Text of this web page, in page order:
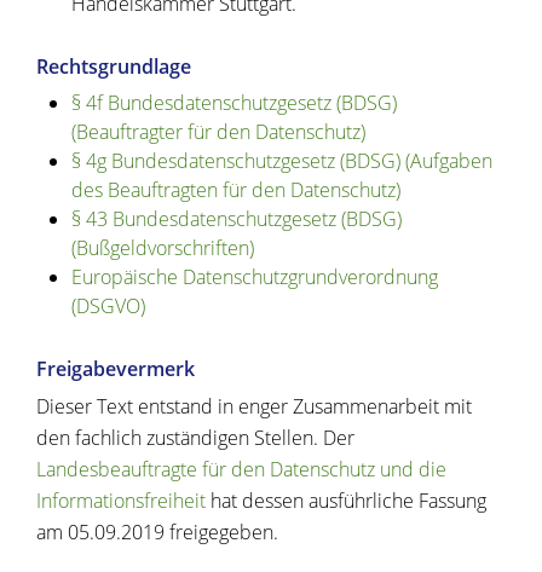
Rechtsgrundlage
§ 4f Bundesdatenschutzgesetz (BDSG)
(Beauftragter für den Datenschutz)
§ 4g Bundesdatenschutzgesetz (BDSG) (Aufgaben
des Beauftragten für den Datenschutz)
§ 43 Bundesdatenschutzgesetz (BDSG)
(Bußgeldvorschriften)
Europäische Datenschutzgrundverordnung
(DSGVO)
Freigabevermerk
Dieser Text entstand in enger Zusammenarbeit mit
den fachlich zuständigen Stellen. Der
Landesbeauftragte für den Datenschutz und die
Informationsfreiheit hat dessen ausführliche Fassung
am 05.09.2019 freigegeben.